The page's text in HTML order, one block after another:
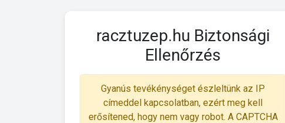
racztuzep.hu Biztonsági
Ellenőrzés
Gyanús tevékénységet észleltünk az IP
címeddel kapcsolatban, ezért meg kell
erősítened, hogy nem vagy robot. A CAPTCHA